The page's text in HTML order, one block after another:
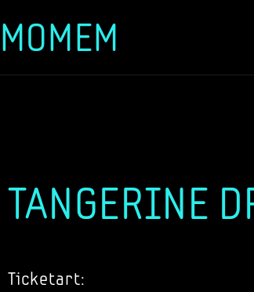
Zum
MOMEM
TANGERINE
Ticketart: